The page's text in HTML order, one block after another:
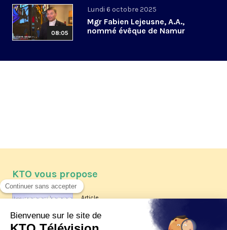
08:05
Lundi 6 octobre 2025
Mgr Fabien Lejeusne, A.A.,
nommé évêque de Namur
KTO vous propose
Article
Les reportages d'été 2026 de KTO